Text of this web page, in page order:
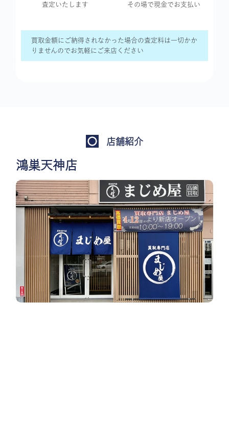
査定いたします
その場で現金で お支払い
買取金額にご納得されなかった場合の査定料は一切かか
りませんのでお気軽にご来店ください
店舗紹介
鴻巣天神店